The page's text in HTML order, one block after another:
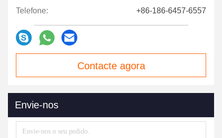
Telefone: +86-186-6457-6557
Contacte agora
Envie-nos